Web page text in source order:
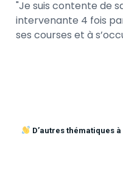
Je suis contente de
intervenante 4 fois
ses courses et à
D’autres thématiques